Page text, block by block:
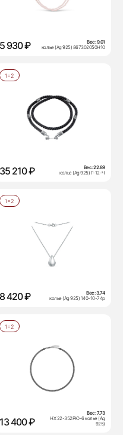
5 930 ₽ Вес:9.01
колье (Ag 925) 867302050Н10
1=2
35 210 ₽ Вес:22.89
колье (Ag 925) Г-12-Ч
1=2
8 420 ₽ Вес:3.74
колье (Ag 925) 140-10-74р
1=2
13 400 ₽
Вес:7.73
НХ 22-352РЮ-6 колье (Ag
925)